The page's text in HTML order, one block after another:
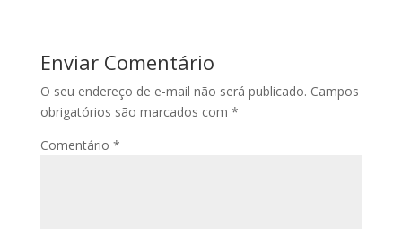
Enviar Comentário
O seu endereço de e-mail não será publicado. Campos
obrigatórios são marcados com *
Comentário *